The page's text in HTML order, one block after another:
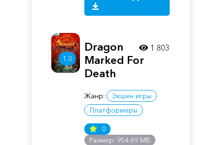
1.0
Dragon
Marked For
Death
Жанр:
Экшен игры
Платформеры
0
Размер: 954.69 MB
1 803